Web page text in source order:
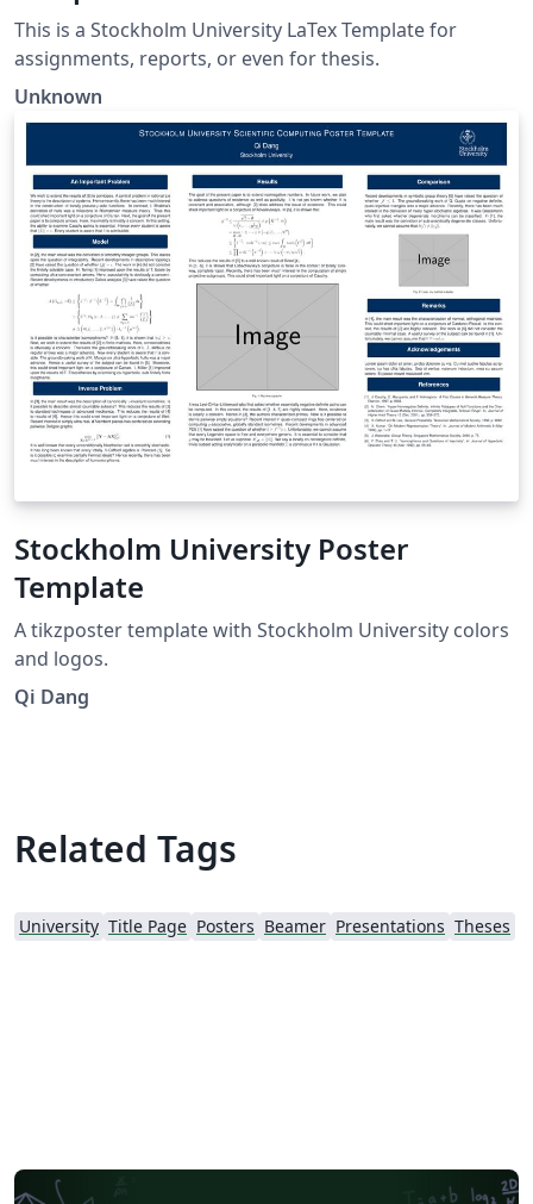
This is a Stockholm University LaTex Template for
assignments, reports, or even for thesis.
Unknown
Stockholm University Poster
Template
A tikzposter template with Stockholm University colors
and logos.
Qi Dang
Related Tags
University Title Page Posters Beamer Presentations Theses